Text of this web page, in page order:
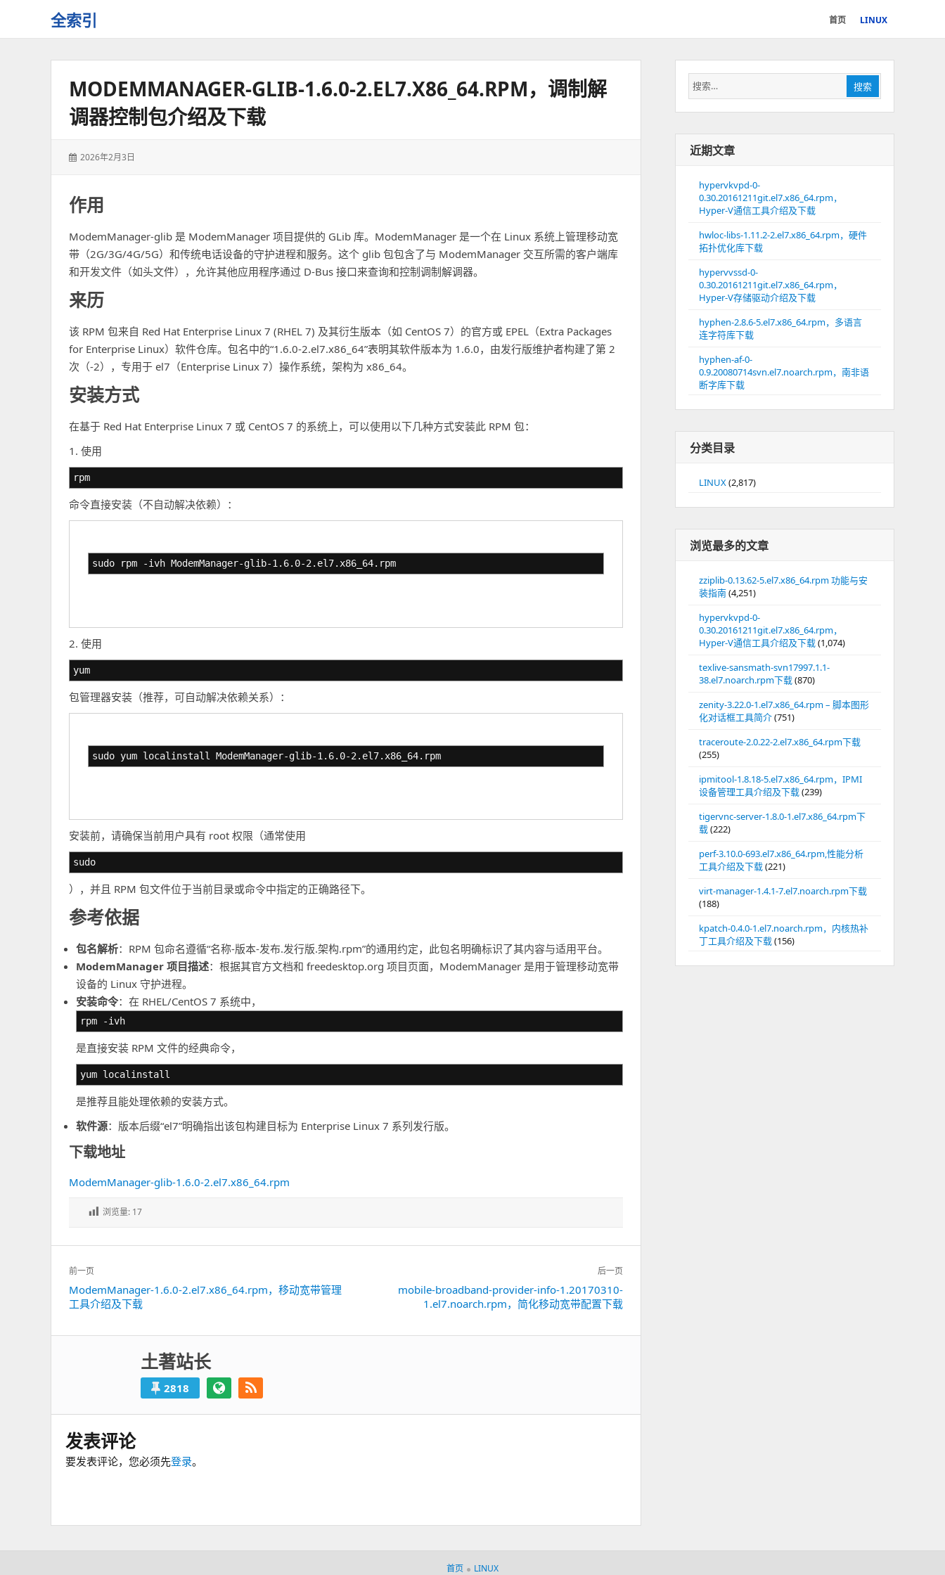
全索引
些
首页 LINUX
MODEMMANAGER-GLIB-1.6.0-2.EL7.X86_64.RPM，调制解
调器控制包介绍及下载
发
2026年2月3日
作用
ModemManager-glib 是 ModemManager 项目提供的 GLib 库。ModemManager 是一个在 Linux 系统上管理移动宽
带（2G/3G/4G/5G）和传统电话设备的守护进程和服务。这个 glib 包包含了与 ModemManager 交互所需的客户端库
和开发文件（如头文件），允许其他应用程序通过 D-Bus 接口来查询和控制调制解调器。
来历
该 RPM 包来自 Red Hat Enterprise Linux 7 (RHEL 7) 及其衍生版本（如 CentOS 7）的官方或 EPEL（Extra Packages
for Enterprise Linux）软件仓库。包名中的“1.6.0-2.el7.x86_64”表明其软件版本为 1.6.0，由发行版维护者构建了第 2
次（-2），专用于 el7（Enterprise Linux 7）操作系统，架构为 x86_64。
安装方式
在基于 Red Hat Enterprise Linux 7 或 CentOS 7 的系统上，可以使用以下几种方式安装此 RPM 包：
1. 使用
rpm
命令直接安装（不自动解决依赖）：
sudo rpm -ivh ModemManager-glib-1.6.0-2.el7.x86_64.rpm
2. 使用
yum
包管理器安装（推荐，可自动解决依赖关系）：
sudo yum localinstall ModemManager-glib-1.6.0-2.el7.x86_64.rpm
安装前，请确保当前用户具有 root 权限（通常使用
sudo
），并且 RPM 包文件位于当前目录或命令中指定的正确路径下。
参考依据
包名解析：RPM 包命名遵循“名称-版本-发布.发行版.架构.rpm”的通用约定，此包名明确标识了其内容与适用平台。
ModemManager 项目描述：根据其官方文档和 freedesktop.org 项目页面，ModemManager 是用于管理移动宽带
设备的 Linux 守护进程。
安装命令：在 RHEL/CentOS 7 系统中，
rpm -ivh
是直接安装 RPM 文件的经典命令，
yum localinstall
是推荐且能处理依赖的安装方式。
软件源：版本后缀“el7”明确指出该包构建目标为 Enterprise Linux 7 系列发行版。
下载地址
ModemManager-glib-1.6.0-2.el7.x86_64.rpm
浏览量: 17
文
章
导
前一页
上
一
ModemManager-1.6.0-2.el7.x86_64.rpm，移动宽带管理
工具介绍及下载
后一页
mobile-broadband-provider-info-1.20170310-
1.el7.noarch.rpm，简化移动宽带配置下载
土著站长
2818
发表评论
要发表评论，您必须先登录。
搜
索：
搜索
近期文章
hypervkvpd-0-
0.30.20161211git.el7.x86_64.rpm，
Hyper-V通信工具介绍及下载
hwloc-libs-1.11.2-2.el7.x86_64.rpm，硬件
拓扑优化库下载
hypervvssd-0-
0.30.20161211git.el7.x86_64.rpm，
Hyper-V存储驱动介绍及下载
hyphen-2.8.6-5.el7.x86_64.rpm，多语言
连字符库下载
hyphen-af-0-
0.9.20080714svn.el7.noarch.rpm，南非语
断字库下载
分类目录
LINUX(2,817)
浏览最多的文章
zziplib-0.13.62-5.el7.x86_64.rpm 功能与安
装指南(4,251)
hypervkvpd-0-
0.30.20161211git.el7.x86_64.rpm，
Hyper-V通信工具介绍及下载(1,074)
texlive-sansmath-svn17997.1.1-
38.el7.noarch.rpm下载(870)
zenity-3.22.0-1.el7.x86_64.rpm – 脚本图形
化对话框工具简介(751)
traceroute-2.0.22-2.el7.x86_64.rpm下载
(255)
ipmitool-1.8.18-5.el7.x86_64.rpm，IPMI
设备管理工具介绍及下载(239)
tigervnc-server-1.8.0-1.el7.x86_64.rpm下
载(222)
perf-3.10.0-693.el7.x86_64.rpm,性能分析
工具介绍及下载(221)
virt-manager-1.4.1-7.el7.noarch.rpm下载
(188)
kpatch-0.4.0-1.el7.noarch.rpm，内核热补
丁工具介绍及下载(156)
首页 LINUX